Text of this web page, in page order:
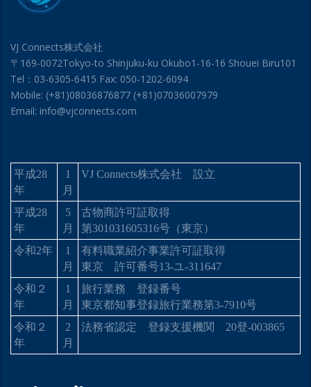
VJ Connects株式会社
〒169-0072Tokyo-to Shinjuku-ku Okubo1-16-16 Shouei Biru101
Tel：03-6305-6415 Fax: 050-1202-6094
Mobile: (+81)08036876877 (+81)07036007979
Email: info@vjconnects.com
平成28
年
1
月
VJ Connects株式会社 設立
平成28
年
5
月
古物商許可証取得
第301031605316号（東京）
令和2年
1
月
有料職業紹介事業許可証取得
東京 許可番号13-ユ-311647
令和２
年
1
月
旅行業務 登録番号
東京都知事登録旅行業務第3-7910号
令和２
年
2
月
法務省認定 登録支援機関 20登-003865